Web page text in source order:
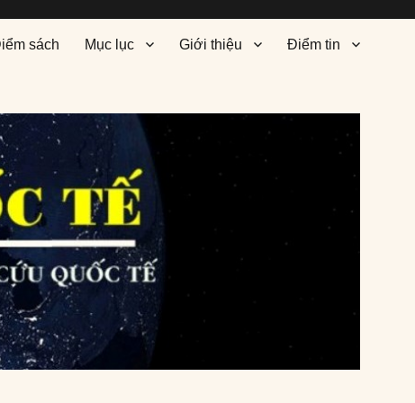
sách Mục lục Giới thiệu Điểm tin